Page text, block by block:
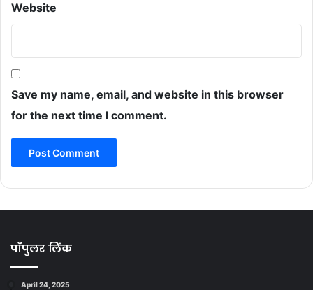
Website
Save my name, email, and website in this browser
for the next time I comment.
पॉपुलर लिंक
April 24, 2025